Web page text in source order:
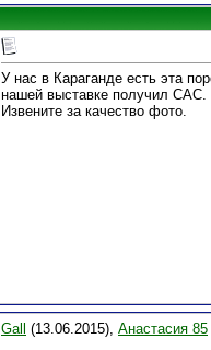
У нас в Караганде есть эта
нашей выставке получил САС.
Извените за качество фото.
Gall (13.06.2015), Анастасия 85